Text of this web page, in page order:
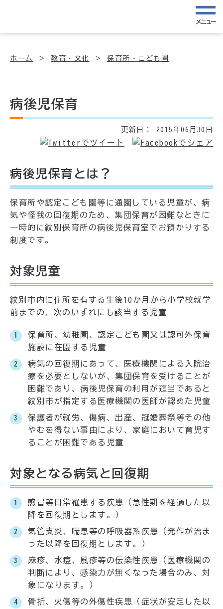
メニュー
ホーム 教育・文化 保育所・こども園
病後児保育
更新日： 2015年06月30日
病後児保育とは？
保育所や認定こども園等に通園している児童が、病
気や怪我の回復期のため、集団保育が困難なときに
一時的に紋別保育所の病後児保育室でお預かりする
制度です。
対象児童
紋別市内に住所を有する生後10か月から小学校就学
前までの、次のいずれにも該当する児童
保育所、幼稚園、認定こども園又は認可外保育
施設に在園する児童
病気の回復期にあって、医療機関による入院治
療を必要としないが、集団保育を受けることが
困難であり、病後児保育の利用が適当であると
紋別市が指定する医療機関の医師が認めた児童
保護者が就労、傷病、出産、冠婚葬祭等その他
やむを得ない事由により、家庭において育児す
ることが困難である児童
対象となる病気と回復期
感冒等日常罹患する疾患（急性期を経過した以
降を回復期とします。）
気管支炎、喘息等の呼吸器系疾患（発作が治ま
った以降を回復期とします。）
麻疹、水痘、風疹等の伝染性疾患（医療機関の
判断により、感染力が無くなった場合のみ、対
象になります。）
骨折、火傷等の外傷性疾患（症状が安定した以